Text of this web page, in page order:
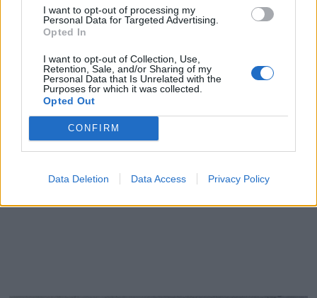
I want to opt-out of processing my
Personal Data for Targeted Advertising.
Opted In
I want to opt-out of Collection, Use,
Retention, Sale, and/or Sharing of my
Personal Data that Is Unrelated with the
Purposes for which it was collected.
Opted Out
CONFIRM
Data Deletion Data Access Privacy Policy